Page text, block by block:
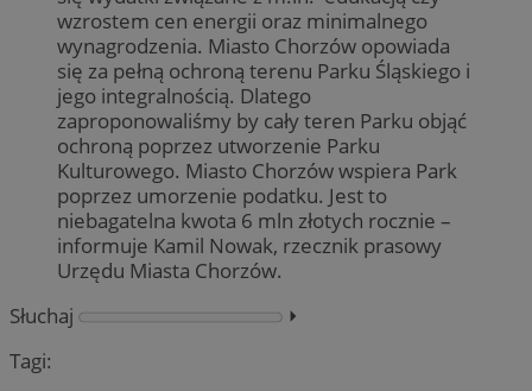
wzrostem cen energii oraz minimalnego
wynagrodzenia. Miasto Chorzów opowiada
się za pełną ochroną terenu Parku Śląskiego i
jego integralnością. Dlatego
zaproponowaliśmy by cały teren Parku objąć
ochroną poprzez utworzenie Parku
Kulturowego. Miasto Chorzów wspiera Park
poprzez umorzenie podatku. Jest to
niebagatelna kwota 6 mln złotych rocznie –
informuje Kamil Nowak, rzecznik prasowy
Urzędu Miasta Chorzów.
Słuchaj
⏵︎
Tagi: